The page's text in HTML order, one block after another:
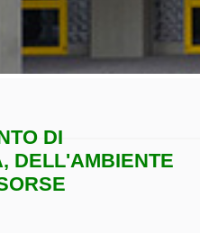
DI
DELL'AMBIENTE